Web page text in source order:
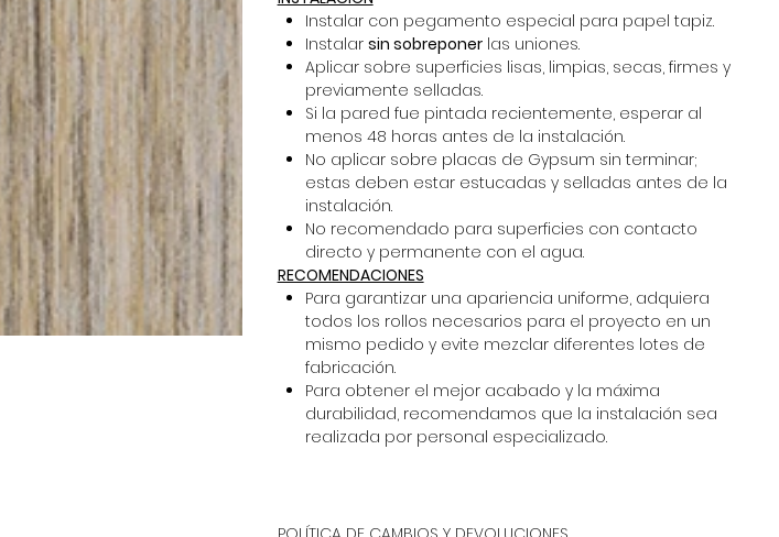
Instalar con pegamento especial para papel tapiz.
Instalar sin sobreponerlas uniones.
Aplicar sobre superficies lisas, limpias, secas, firmes y
previamente selladas.
Si la pared fue pintada recientemente, esperar al
menos 48 horas antes de la instalación.
No aplicar sobre placas de Gypsum sin terminar;
estas deben estar estucadas y selladas antes de la
instalación.
No recomendado para superficies con contacto
directo y permanente con el agua.
RECOMENDACIONES
Para garantizar una apariencia uniforme, adquiera
todos los rollos necesarios para el proyecto en un
mismo pedido y evite mezclar diferentes lotes de
fabricación.
Para obtener el mejor acabado y la máxima
durabilidad, recomendamos que la instalación sea
realizada por personal especializado.